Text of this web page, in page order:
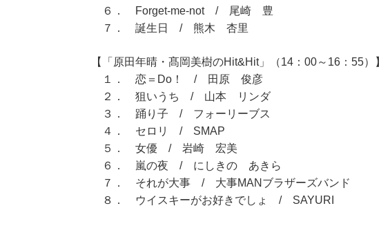
６． Forget-me-not / 尾崎 豊
７． 誕生日 / 熊木 杏里
【「原田年晴・髙岡美樹のHit&Hit」（14：00～16：55）】
１． 恋＝Do！ / 田原 俊彦
２． 狙いうち / 山本 リンダ
３． 踊り子 / フォーリーブス
４． セロリ / SMAP
５． 女優 / 岩崎 宏美
６． 嵐の夜 / にしきの あきら
７． それが大事 / 大事MANブラザーズバンド
８． ウイスキーがお好きでしょ / SAYURI